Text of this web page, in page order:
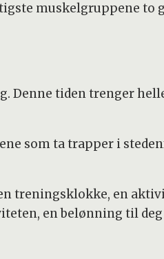
muskelgruppene to
Denne tiden trenger
som ta trapper i
treningsklokke, en
en belønning til deg